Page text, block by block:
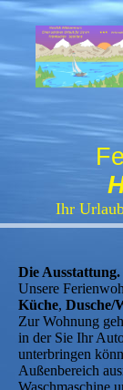
Ihr
Die Ausstattung.
Unsere
Küche, Dusche/
Zur Wohnung
in der Sie Ihr
unterbringen
Außenbereich
Waschmaschine